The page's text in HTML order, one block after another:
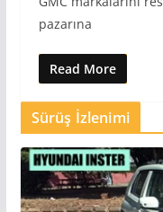
pazarına
Read More
Sürüş İzlenimi